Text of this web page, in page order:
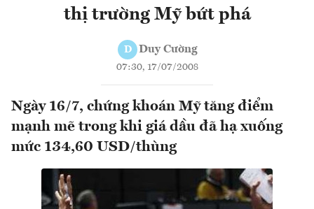
thị trường Mỹ bứt phá
D Duy Cường
07:30, 17/07/2008
Ngày 16/7, chứng khoán Mỹ tăng điểm
mạnh mẽ trong khi giá dầu đã hạ xuống
mức 134,60 USD/thùng